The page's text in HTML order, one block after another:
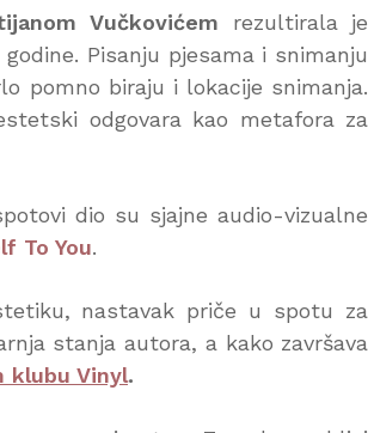
Vučkovićem rezultirala je
Pisanju pjesama i snimanju
pomno biraju i lokacije snimanja.
odgovara kao metafora za
dio su sjajne audio-vizualne
To You.
nastavak priče u spotu za
stanja autora, a kako završava
klubu Vinyl.